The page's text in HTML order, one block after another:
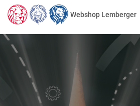
Webshop Lemberger